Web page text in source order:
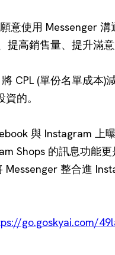
意使用 Messenger
高銷售量、提升滿意
CPL (單份名單成本
的。
與 Instagram 上
Shops 的訊息功能
整合進
go.goskyai.com/